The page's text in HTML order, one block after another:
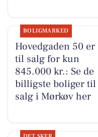
BOLIGMARKED
Hovedgaden 50 er
til salg for kun
845.000 kr.: Se de
billigste boliger til
salg i Mørkøv her